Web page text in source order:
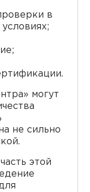
в
могут
не сильно
этой